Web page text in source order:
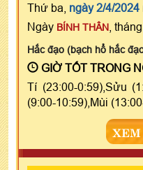
Thứ ba, ngày 2/4/2024
Ngày BÍNH THÂN , tháng
Hắc đạo (bạch hổ hắc
GIỜ TỐT TRONG
Tí (23:00-0:59),Sửu
(9:00-10:59),Mùi